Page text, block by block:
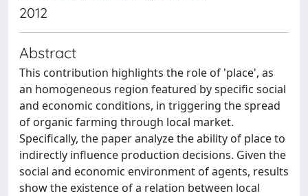
2012
Abstract
This contribution highlights the role of 'place', as
an homogeneous region featured by specific social
and economic conditions, in triggering the spread
of organic farming through local market.
Specifically, the paper analyze the ability of place to
indirectly influence production decisions. Given the
social and economic environment of agents, results
show the existence of a relation between local